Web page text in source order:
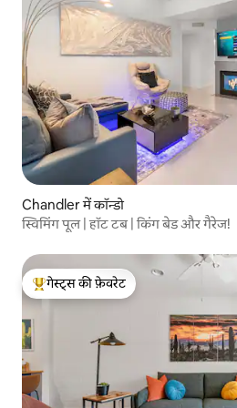
Chandler में कॉन्डो
स्विमिंग पूल | हॉट टब | किंग बेड और गैरेज!
गेस्ट्स का टॉप फ़ेवरेट
गेस्ट्स की फ़ेवरेट